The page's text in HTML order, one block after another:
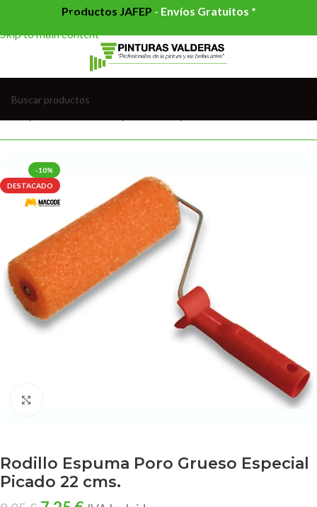
Skip to navigation
Skip to main content
Productos JAFEP - Envíos Gratuitos *
-10%
DESTACADO
Rodillo Espuma Poro Grueso Especial
Picado 22 cms.